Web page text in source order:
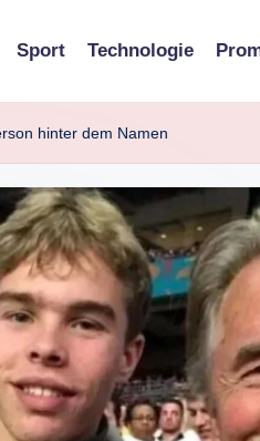
Sport Technologie
hinter dem Namen